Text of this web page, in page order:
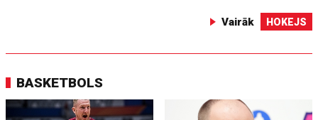
Vairāk HOKEJS
BASKETBOLS